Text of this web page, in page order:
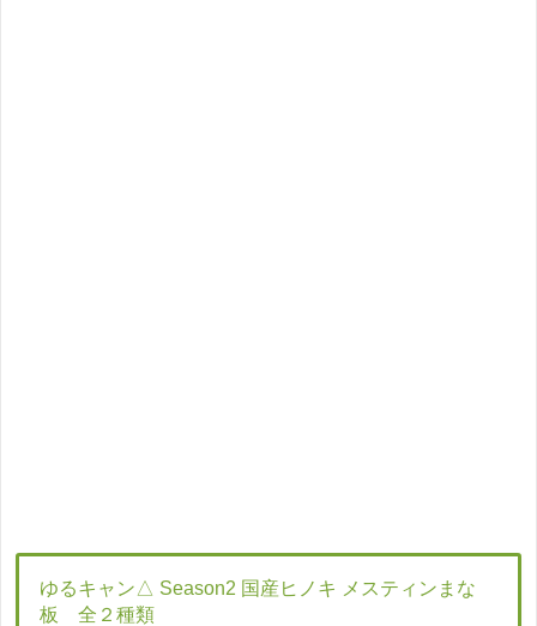
ゆるキャン△ Season2 国産ヒノキ メスティンまな
板 全２種類